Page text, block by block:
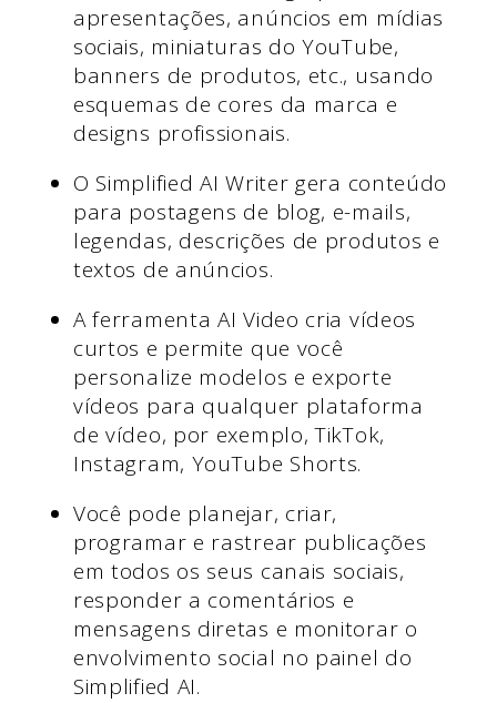
apresentações, anúncios em mídias
sociais, miniaturas do YouTube,
banners de produtos, etc., usando
esquemas de cores da marca e
designs profissionais.
O Simplified AI Writer gera conteúdo
para postagens de blog, e-mails,
legendas, descrições de produtos e
textos de anúncios.
A ferramenta AI Video cria vídeos
curtos e permite que você
personalize modelos e exporte
vídeos para qualquer plataforma
de vídeo, por exemplo, TikTok,
Instagram, YouTube Shorts.
Você pode planejar, criar,
programar e rastrear publicações
em todos os seus canais sociais,
responder a comentários e
mensagens diretas e monitorar o
envolvimento social no painel do
Simplified AI.